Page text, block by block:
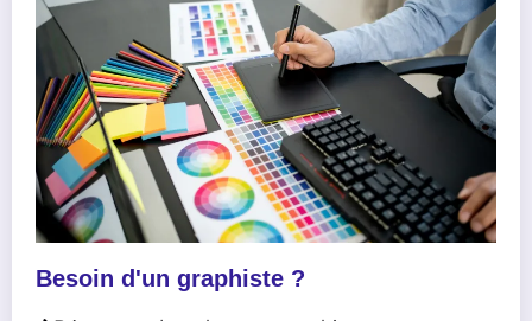
Besoin d'un graphiste ?